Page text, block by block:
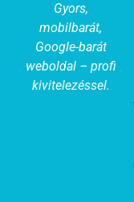
Gyors,
mobilbarát,
Google-barát
weboldal – profi
kivitelezéssel.